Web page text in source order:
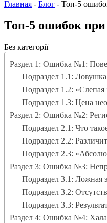
Главная - Блог - Топ-5
Топ-5 ошибок
Без категорії
Раздел 1: Ошибка №1:
Подраздел 1.1:
Подраздел 1.2: «Слепая
Подраздел 1.3: Цена
Раздел 2: Ошибка №2:
Подраздел 2.1: Что
Подраздел 2.2:
Подраздел 2.3:
Раздел 3: Ошибка №3:
Подраздел 3.1: Ложная
Подраздел 3.2:
Подраздел 3.3:
Раздел 4: Ошибка №4: